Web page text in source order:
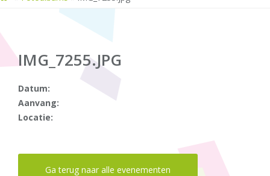
IMG_7255.JPG
Datum:
Aanvang:
Locatie:
Ga terug naar alle evenementen